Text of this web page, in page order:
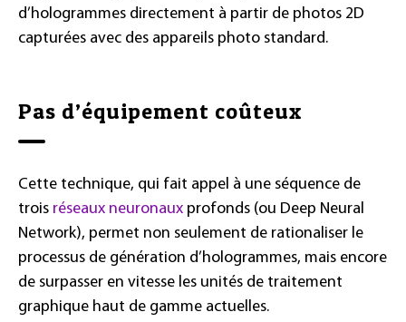
d’hologrammes directement à partir de photos 2D
capturées avec des appareils photo standard.
Pas d’équipement coûteux
Cette technique, qui fait appel à une séquence de
trois réseaux neuronaux profonds (ou Deep Neural
Network), permet non seulement de rationaliser le
processus de génération d’hologrammes, mais encore
de surpasser en vitesse les unités de traitement
graphique haut de gamme actuelles.